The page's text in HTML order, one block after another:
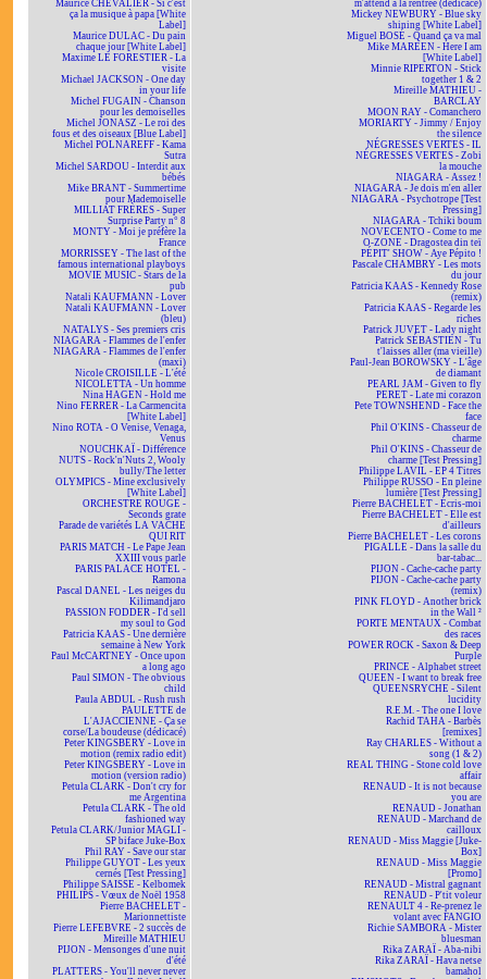
Maurice CHEVALIER - Si c'est
ça la musique à papa [White
Label]
Maurice DULAC - Du pain
chaque jour [White Label]
Maxime LE FORESTIER - La
visite
Michael JACKSON - One day
in your life
Michel FUGAIN - Chanson
pour les demoiselles
Michel JONASZ - Le roi des
fous et des oiseaux [Blue Label]
Michel POLNAREFF - Kama
Sutra
Michel SARDOU - Interdit aux
bébés
Mike BRANT - Summertime
pour Mademoiselle
MILLIAT FRÈRES - Super
Surprise Party n° 8
MONTY - Moi je préfère la
France
MORRISSEY - The last of the
famous international playboys
MOVIE MUSIC - Stars de la
pub
Natali KAUFMANN - Lover
Natali KAUFMANN - Lover
(bleu)
NATALYS - Ses premiers cris
NIAGARA - Flammes de l'enfer
NIAGARA - Flammes de l'enfer
(maxi)
Nicole CROISILLE - L'été
NICOLETTA - Un homme
Nina HAGEN - Hold me
Nino FERRER - La Carmencita
[White Label]
Nino ROTA - O Venise, Venaga,
Venus
NOUCHKAÏ - Différence
NUTS - Rock'n'Nuts 2, Wooly
bully/The letter
OLYMPICS - Mine exclusively
[White Label]
ORCHESTRE ROUGE -
Seconds grate
Parade de variétés LA VACHE
QUI RIT
PARIS MATCH - Le Pape Jean
XXIII vous parle
PARIS PALACE HOTEL -
Ramona
Pascal DANEL - Les neiges du
Kilimandjaro
PASSION FODDER - I'd sell
my soul to God
Patricia KAAS - Une dernière
semaine à New York
Paul McCARTNEY - Once upon
a long ago
Paul SIMON - The obvious
child
Paula ABDUL - Rush rush
PAULETTE de
L'AJACCIENNE - Ça se
corse/La boudeuse (dédicacé)
Peter KINGSBERY - Love in
motion (remix radio edit)
Peter KINGSBERY - Love in
motion (version radio)
Petula CLARK - Don't cry for
me Argentina
Petula CLARK - The old
fashioned way
Petula CLARK/Junior MAGLI -
SP biface Juke-Box
Phil RAY - Save our star
Philippe GUYOT - Les yeux
cernés [Test Pressing]
Philippe SAISSE - Kelbomek
PHILIPS - Vœux de Noël 1958
Pierre BACHELET -
Marionnettiste
Pierre LEFEBVRE - 2 succès de
Mireille MATHIEU
PIJON - Mensonges d'une nuit
d'été
PLATTERS - You'll never never
m'attend à la rentrée (dédicacé)
Mickey NEWBURY - Blue sky
shining [White Label]
Miguel BOSÉ - Quand ça va mal
Mike MAREEN - Here I am
[White Label]
Minnie RIPERTON - Stick
together 1 & 2
Mireille MATHIEU -
BARCLAY
MOON RAY - Comanchero
MORIARTY - Jimmy / Enjoy
the silence
NÉGRESSES VERTES - IL
NÉGRESSES VERTES - Zobi
la mouche
NIAGARA - Assez !
NIAGARA - Je dois m'en aller
NIAGARA - Psychotrope [Test
Pressing]
NIAGARA - Tchiki boum
NOVECENTO - Come to me
O-ZONE - Dragostea din teï
PÉPIT' SHOW - Aye Pépito !
Pascale CHAMBRY - Les mots
du jour
Patricia KAAS - Kennedy Rose
(remix)
Patricia KAAS - Regarde les
riches
Patrick JUVET - Lady night
Patrick SÉBASTIEN - Tu
t'laisses aller (ma vieille)
Paul-Jean BOROWSKY - L'âge
de diamant
PEARL JAM - Given to fly
PERET - Late mi corazon
Pete TOWNSHEND - Face the
face
Phil O'KINS - Chasseur de
charme
Phil O'KINS - Chasseur de
charme [Test Pressing]
Philippe LAVIL - EP 4 Titres
Philippe RUSSO - En pleine
lumière [Test Pressing]
Pierre BACHELET - Écris-moi
Pierre BACHELET - Elle est
d'ailleurs
Pierre BACHELET - Les corons
PIGALLE - Dans la salle du
bar-tabac...
PIJON - Cache-cache party
PIJON - Cache-cache party
(remix)
PINK FLOYD - Another brick
in the Wall ²
PORTE MENTAUX - Combat
des races
POWER ROCK - Saxon & Deep
Purple
PRINCE - Alphabet street
QUEEN - I want to break free
QUEENSRYCHE - Silent
lucidity
R.E.M. - The one I love
Rachid TAHA - Barbès
[remixes]
Ray CHARLES - Without a
song (1 & 2)
REAL THING - Stone cold love
affair
RENAUD - It is not because
you are
RENAUD - Jonathan
RENAUD - Marchand de
cailloux
RENAUD - Miss Maggie [Juke-
Box]
RENAUD - Miss Maggie
[Promo]
RENAUD - Mistral gagnant
RENAUD - P'tit voleur
RENAULT 4 - Re-prenez le
volant avec FANGIO
Richie SAMBORA - Mister
bluesman
Rika ZARAÏ - Aba-nibi
Rika ZARAÏ - Hava netse
bamahol